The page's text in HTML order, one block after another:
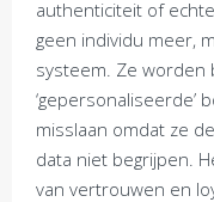
authenticiteit of
geen individu meer,
systeem. Ze worden
‘gepersonaliseerde’
misslaan omdat ze
data niet begrijpen.
van vertrouwen en